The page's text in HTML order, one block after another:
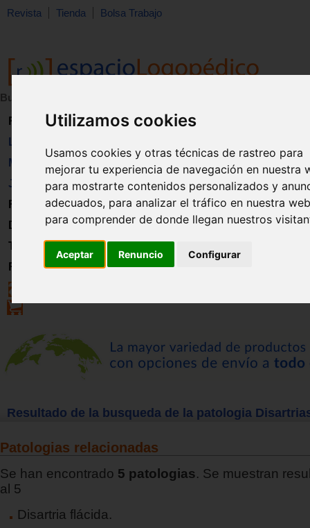
Utilizamos cookies
Usamos cookies y otras técnicas de rastreo para
mejorar tu experiencia de navegación en nuestra
para mostrarte contenidos personalizados y
adecuados, para analizar el tráfico en nuestra
para comprender de donde llegan nuestros
Aceptar Renuncio Configurar
Revista Tienda Bolsa Trabajo
Buscar:
Revista
Libros
Material
Juguetes
Formación
Directorio
Trabajo
Registro
Resultado de la busqueda de la patologia
Patologias relacionadas
Se han encontrado 5 patologias. Se muestran
al 5
Disartria flácida.